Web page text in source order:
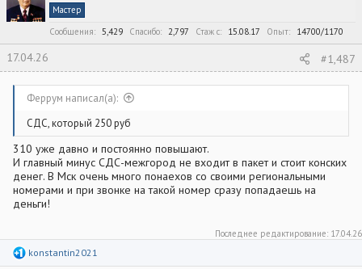
Мастер
Сообщения
5,429 Спасибо 2,797 Стаж c 15.08.17 Опыт 14700/1170
17.04.26 #1,487
Феррум написал(а):
СДС, который 250 руб
310 уже давно и постоянно повышают.
И главный минус СДС-межгород не входит в пакет и стоит конских
денег. В Мск очень много понаехов со своими региональными
номерами и при звонке на такой номер сразу попадаешь на
деньги!
Последнее редактирование: 17.04.26
Р
konstantin2021